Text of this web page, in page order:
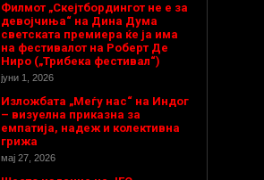
Филмот „Скејтбордингот не е за
девојчиња“ на Дина Дума
светската премиера ќе ја има
на фестивалот на Роберт Де
Ниро („Трибека фестивал“)
јуни 1, 2026
Изложбата „Меѓу нас“ на Индог
– визуелна приказна за
емпатија, надеж и колективна
грижа
мај 27, 2026